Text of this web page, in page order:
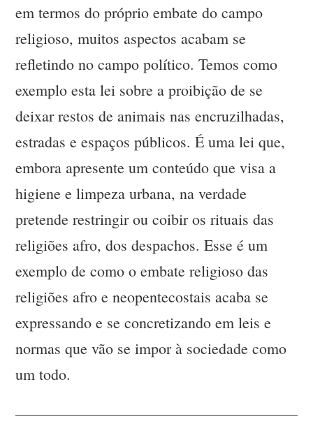
em termos do próprio embate do campo
religioso, muitos aspectos acabam se
refletindo no campo político. Temos como
exemplo esta lei sobre a proibição de se
deixar restos de animais nas encruzilhadas,
estradas e espaços públicos. É uma lei que,
embora apresente um conteúdo que visa a
higiene e limpeza urbana, na verdade
pretende restringir ou coibir os rituais das
religiões afro, dos despachos. Esse é um
exemplo de como o embate religioso das
religiões afro e neopentecostais acaba se
expressando e se concretizando em leis e
normas que vão se impor à sociedade como
um todo.